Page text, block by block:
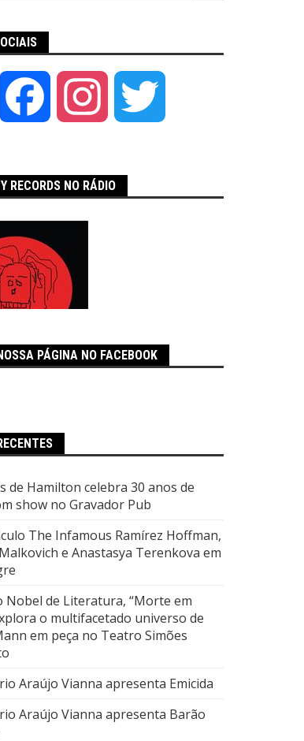
Facebook Instagram
RECORDS NO RÁDIO
PÁGINA NO FACEBOOK
de Hamilton celebra 30 anos de
show no Gravador Pub
The Infamous Ramírez Hoffman,
e Anastasya Terenkova em
Nobel de Literatura, “Morte em
o multifacetado universo de
em peça no Teatro Simões
Araújo Vianna apresenta Emicida
Araújo Vianna apresenta Barão